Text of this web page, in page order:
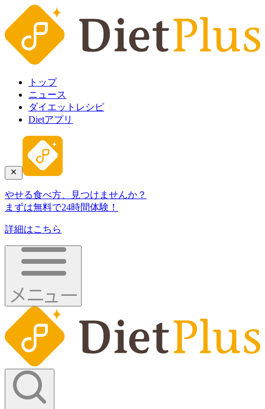
トップ
ニュース
ダイエットレシピ
Dietアプリ
やせる食べ方、見つけませんか？
まずは無料で24時間体験！
詳細はこちら